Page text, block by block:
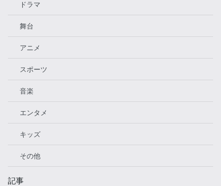
ドラマ
舞台
アニメ
スポーツ
音楽
エンタメ
キッズ
その他
記事